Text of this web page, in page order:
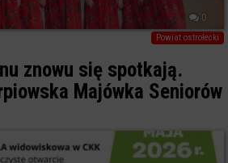
0
Powiat ostrołecki
znowu się spotkają.
Majówka Seniorów